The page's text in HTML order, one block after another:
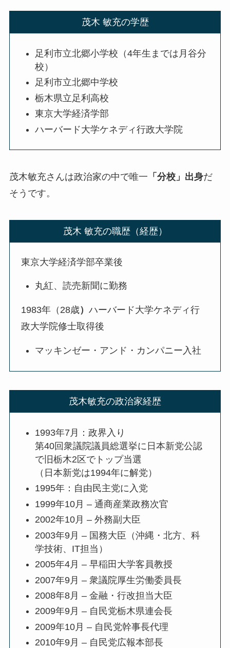
茂木 敏充の学歴
足利市立北郷小学校（4年生までは月谷分
校）
足利市立北郷中学校
栃木県立足利高校
東京大学経済学部
ハーバード大学ケネディ行政大学院
茂木敏充さんは政治家の中で唯一 「分校」出身だ
そうです。
茂木 敏充の職歴（経歴）
東京大学経済学部卒業後
丸紅、読売新聞に勤務
1983年（28歳）ハーバード大学ケネディ行
政大学院修士取得後
マッキンゼー・アンド・カンパニー入社
茂木敏充の政治家経歴
1993年7月：政界入り
第40回衆議院議員総選挙に日本新党公認
で旧栃木2区でトップ当選
（日本新党は1994年に解党）
1995年：自由民主党に入党
1999年10月 – 通商産業政務次官
2002年10月 – 外務副大臣
2003年9月 – 国務大臣（沖縄・北方、科
学技術、IT担当）
2005年4月 – 早稲田大学客員教授
2007年9月 – 衆議院厚生労働委員長
2008年8月 – 金融・行改担当大臣
2009年9月 – 自民党栃木県連会長
2009年10月 – 自民党幹事長代理
2010年9月 – 自民党広報本部長